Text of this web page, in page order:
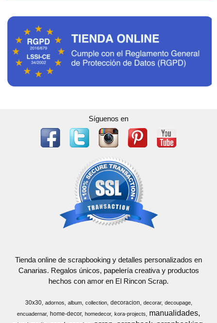
Síguenos en
Tienda online de scrapbooking y detalles personalizados en
Canarias. Regalos únicos, papelería creativa y productos
hechos con amor en El Rincon Scrap.
30x30 adornos album collection decoracion decorar
decoupage
encuadernar home-decor homedecor kora-projects manualidades